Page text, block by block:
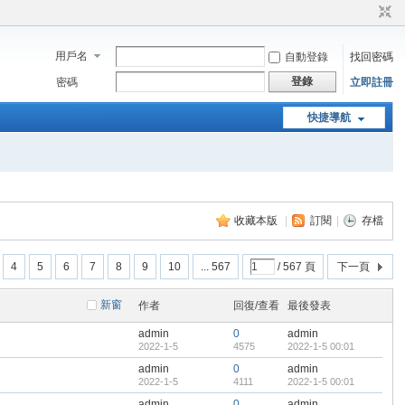
用戶名 自動登錄
找回密碼
密碼
登錄 立即註冊
快捷導航
收藏本版 訂閱 存檔
4 5 6 7 8 9 10 ... 567 / 567 頁 下一頁
新窗 作者 回復/查看 最後發表
admin
2022-1-5
0
4575
admin
2022-1-5 00:01
admin
2022-1-5
0
4111
admin
2022-1-5 00:01